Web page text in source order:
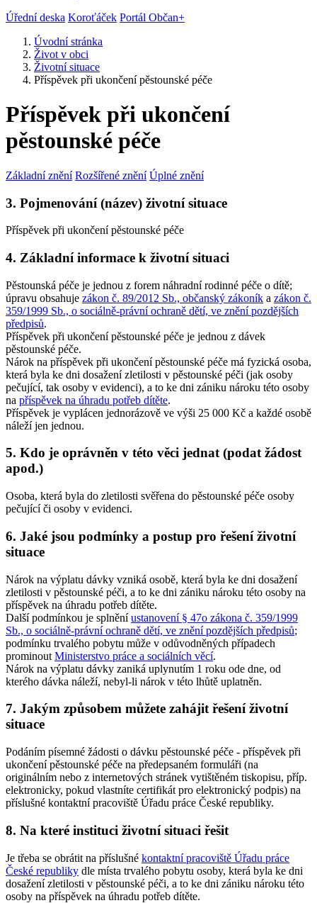
Úřední deska Koroťáček Portál Občan+
Úvodní stránka
Život v obci
Životní situace
Příspěvek při ukončení pěstounské péče
Příspěvek při ukončení
pěstounské péče
Základní znění Rozšířené znění Úplné znění
3. Pojmenování (název) životní situace
Příspěvek při ukončení pěstounské péče
4. Základní informace k životní situaci
Pěstounská péče je jednou z forem náhradní rodinné péče o dítě;
úpravu obsahuje zákon č. 89/2012 Sb., občanský zákoník a zákon č.
359/1999 Sb., o sociálně-právní ochraně dětí, ve znění pozdějších
předpisů.
Příspěvek při ukončení pěstounské péče je jednou z dávek
pěstounské péče.
Nárok na příspěvek při ukončení pěstounské péče má fyzická osoba,
která byla ke dni dosažení zletilosti v pěstounské péči (jak osoby
pečující, tak osoby v evidenci), a to ke dni zániku nároku této osoby
na příspěvek na úhradu potřeb dítěte.
Příspěvek je vyplácen jednorázově ve výši 25 000 Kč a každé osobě
náleží jen jednou.
5. Kdo je oprávněn v této věci jednat (podat žádost
apod.)
Osoba, která byla do zletilosti svěřena do pěstounské péče osoby
pečující či osoby v evidenci.
6. Jaké jsou podmínky a postup pro řešení životní
situace
Nárok na výplatu dávky vzniká osobě, která byla ke dni dosažení
zletilosti v pěstounské péči, a to ke dni zániku nároku této osoby na
příspěvek na úhradu potřeb dítěte.
Další podmínkou je splněníustanovení § 47o zákona č. 359/1999
Sb., o sociálně-právní ochraně dětí, ve znění pozdějších předpisů;
podmínku trvalého pobytu může v odůvodněných případech
prominout Ministerstvo práce a sociálních věcí.
Nárok na výplatu dávky zaniká uplynutím 1 roku ode dne, od
kterého dávka náleží, nebyl-li nárok v této lhůtě uplatněn.
7. Jakým způsobem můžete zahájit řešení životní
situace
Podáním písemné žádosti o dávku pěstounské péče - příspěvek při
ukončení pěstounské péče na předepsaném formuláři (na
originálním nebo z internetových stránek vytištěném tiskopisu, příp.
elektronicky, pokud vlastníte certifikát pro elektronický podpis) na
příslušné kontaktní pracoviště Úřadu práce České republiky.
8. Na které instituci životní situaci řešit
Je třeba se obrátit na příslušné kontaktní pracoviště Úřadu práce
České republiky dle místa trvalého pobytu osoby, která byla ke dni
dosažení zletilosti v pěstounské péči, a to ke dni zániku nároku této
osoby na příspěvek na úhradu potřeb dítěte.